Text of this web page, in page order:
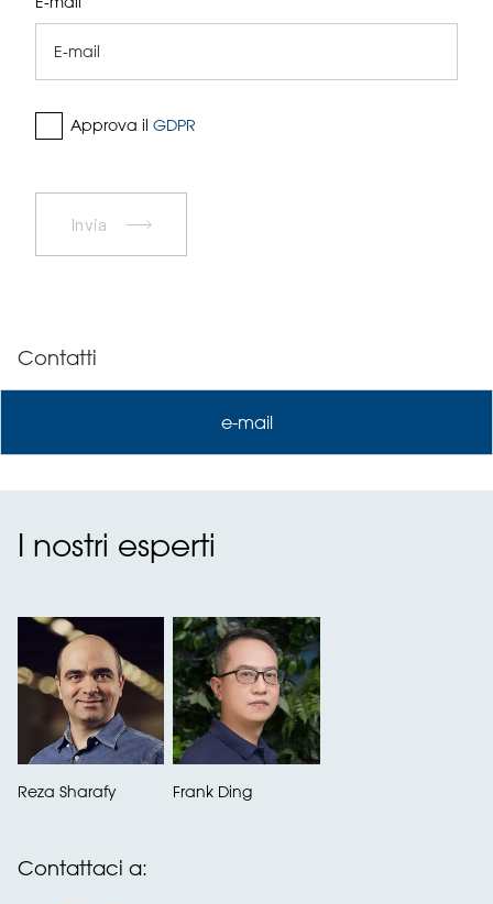
Approva il GDPR
Invia
Contatti
e-mail
I nostri esperti
Reza Sharafy Frank Ding
Contattaci a: